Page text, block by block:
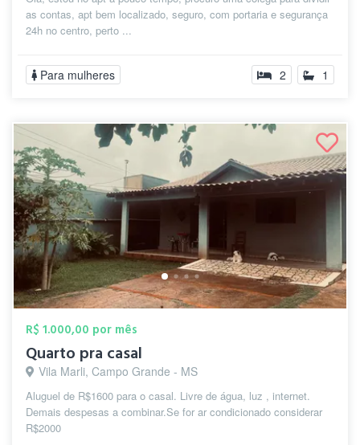
as contas, apt bem localizado, seguro, com portaria e segurança
24h no centro, perto ...
Para mulheres 2 1
R$ 1.000,00 por mês
Quarto pra casal
Vila Marli, Campo Grande - MS
Aluguel de R$1600 para o casal. Livre de água, luz , internet.
Demais despesas a combinar.Se for ar condicionado considerar
R$2000